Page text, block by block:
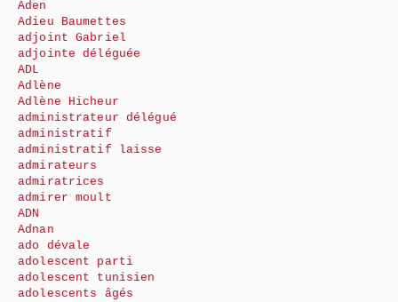
Aden
Adieu Baumettes
adjoint Gabriel
adjointe déléguée
ADL
Adlène
Adlène Hicheur
administrateur délégué
administratif
administratif laisse
admirateurs
admiratrices
admirer moult
ADN
Adnan
ado dévale
adolescent parti
adolescent tunisien
adolescents âgés